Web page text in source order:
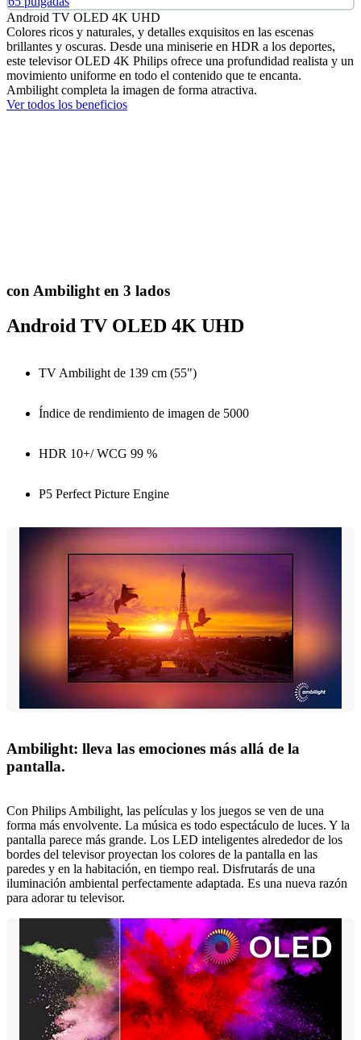
Android TV OLED 4K UHD
Colores ricos y naturales, y detalles exquisitos en las escenas
brillantes y oscuras. Desde una miniserie en HDR a los deportes,
este televisor OLED 4K Philips ofrece una profundidad realista y un
movimiento uniforme en todo el contenido que te encanta.
Ambilight completa la imagen de forma atractiva.
Ver todos los beneficios
con Ambilight en 3 lados
Android TV OLED 4K UHD
TV Ambilight de 139 cm (55")
Índice de rendimiento de imagen de 5000
HDR 10+/ WCG 99 %
P5 Perfect Picture Engine
Ambilight: lleva las emociones más allá de la
pantalla.
Con Philips Ambilight, las películas y los juegos se ven de una
forma más envolvente. La música es todo espectáculo de luces. Y la
pantalla parece más grande. Los LED inteligentes alrededor de los
bordes del televisor proyectan los colores de la pantalla en las
paredes y en la habitación, en tiempo real. Disfrutarás de una
iluminación ambiental perfectamente adaptada. Es una nueva razón
para adorar tu televisor.